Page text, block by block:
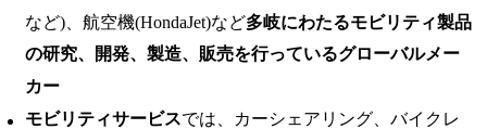
など)、航空機(HondaJet)など多岐にわたるモビリティ製品
の研究、開発、製造、販売を行っているグローバルメー
カー
モビリティサービスでは、カーシェアリング、バイクレ